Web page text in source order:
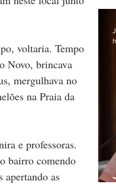
voltaria. Tempo
Novo, brincava
mergulhava no
na Praia da
e professoras.
bairro comendo
apertando as